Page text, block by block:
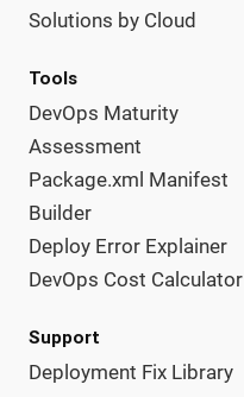
Solutions by Cloud
Tools
DevOps Maturity
Assessment
Package.xml Manifest
Builder
Deploy Error Explainer
DevOps Cost Calculator
Support
Deployment Fix Library